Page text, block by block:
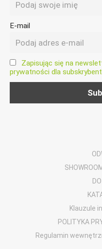
E-mail
Zapisując się na
prywatności dla
Klauzule
POLITYKA
Regulamin